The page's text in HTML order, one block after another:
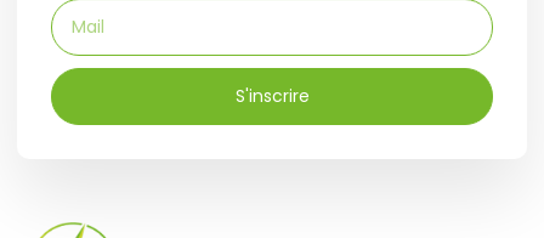
S'inscrire